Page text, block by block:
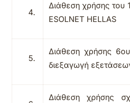
Διάθεση χρήσης του
ESOLNET HELLAS
Διάθεση χρήσης
διεξαγωγή
Διάθεση χρήσης